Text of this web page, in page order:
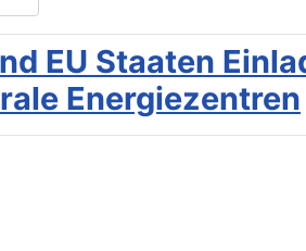
EU Staaten
Energiezentren